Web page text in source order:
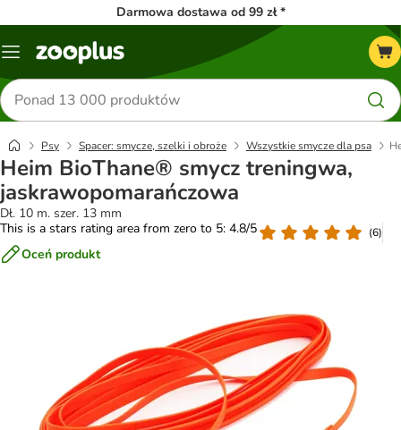
Darmowa dostawa od 99 zł *
Menu
Szukaj
produktów
Psy Spacer: smycze, szelki i obroże Wszystkie smycze dla psa
Heim BioThane® smycz treningwa,
jaskrawopomarańczowa
Dł. 10 m. szer. 13 mm
This is a stars rating area from zero to 5: 4.8/5
(6)
Oceń produkt